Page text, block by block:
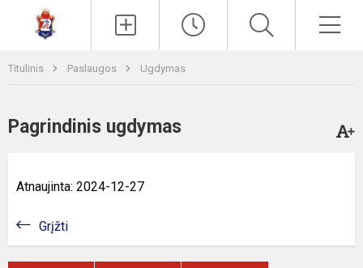
Titulinis Paslaugos Ugdymas
Pagrindinis ugdymas
Atnaujinta: 2024-12-27
Grįžti